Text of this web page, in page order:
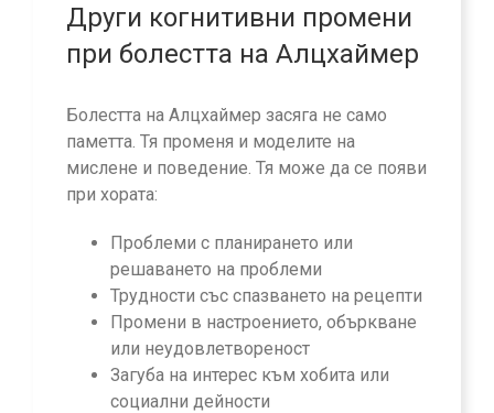
Други когнитивни промени
при болестта на Алцхаймер
Болестта на Алцхаймер засяга не само
паметта. Тя променя и моделите на
мислене и поведение. Тя може да се появи
при хората:
Проблеми с планирането или
решаването на проблеми
Трудности със спазването на рецепти
Промени в настроението, объркване
или неудовлетвореност
Загуба на интерес към хобита или
социални дейности